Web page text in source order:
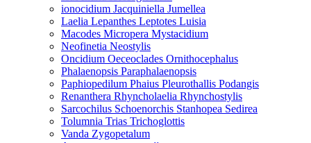
ionocidium Jacquiniella Jumellea
Laelia Lepanthes Leptotes Luisia
Macodes Micropera Mystacidium
Neofinetia Neostylis
Oncidium Oeceoclades Ornithocephalus
Phalaenopsis Paraphalaenopsis
Paphiopedilum Phaius Pleurothallis Podangis
Renanthera Rhyncholaelia Rhynchostylis
Sarcochilus Schoenorchis Stanhopea Sedirea
Tolumnia Trias Trichoglottis
Vanda Zygopetalum